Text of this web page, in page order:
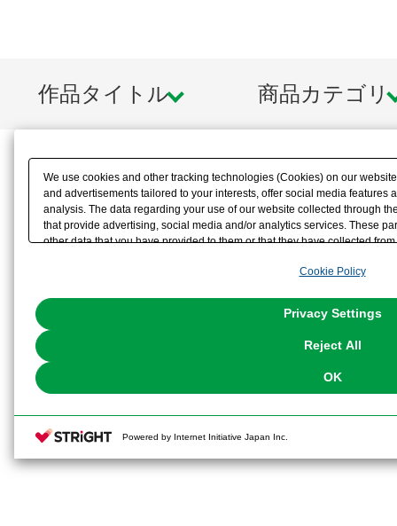
作品タイトル 商品カテゴリ
We use cookies and other tracking technologies (Cookies) on our
and advertisements tailored to your interests, offer social media features
analysis. The data regarding your use of our website collected through
that provide advertising, social media and/or analytics services. These
other data that you have provided to them or that they have collected
the use of all Cookies except for Strictly Necessary Cookies, please
You can change your consent or rejection settings at any time via
Cookie Policy
Privacy Settings
Reject All
OK
Powered by Internet Initiative Japan Inc.